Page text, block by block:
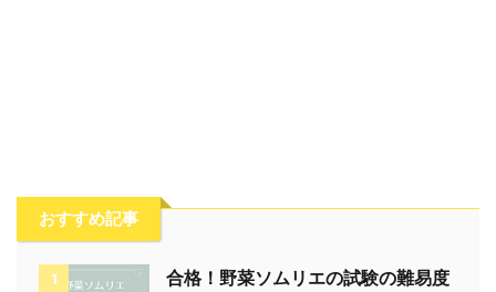
おすすめ記事
1
合格！野菜ソムリエの試験の難易度